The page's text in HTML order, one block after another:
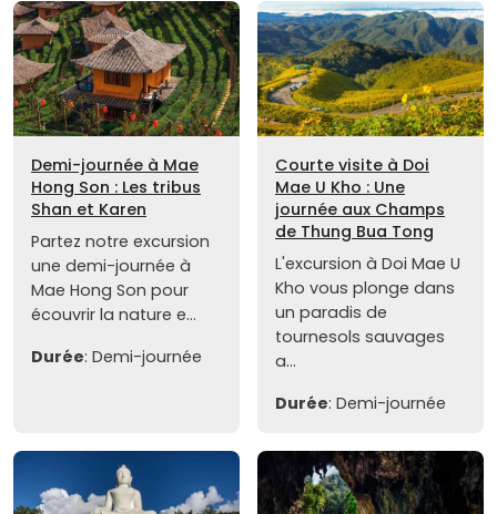
Demi-journée à Mae
Hong Son : Les tribus
Shan et Karen
Partez notre excursion
une demi-journée à
Mae Hong Son pour
écouvrir la nature e...
Durée: Demi-journée
Courte visite à Doi
Mae U Kho : Une
journée aux Champs
de Thung Bua Tong
L'excursion à Doi Mae U
Kho vous plonge dans
un paradis de
tournesols sauvages
a...
Durée: Demi-journée